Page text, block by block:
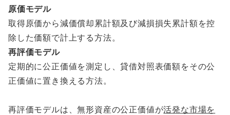
原価モデル
取得原価から減価償却累計額及び減損損失累計額を控
除した価額で計上する方法。
再評価モデル
定期的に公正価値を測定し、貸借対照表価額をその公
正価値に置き換える方法。
再評価モデルは、無形資産の公正価値が活発な市場を